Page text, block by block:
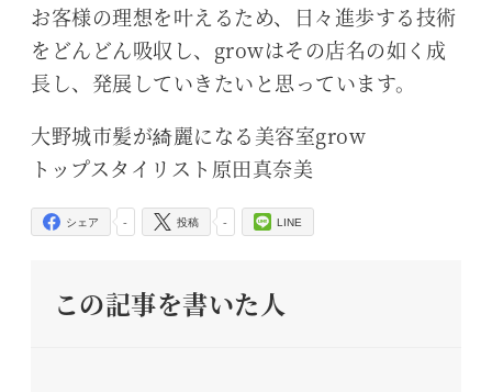
お客様の理想を叶えるため、日々進歩する技術
をどんどん吸収し、growはその店名の如く成
長し、発展していきたいと思っています。
大野城市髪が綺麗になる美容室grow
トップスタイリスト原田真奈美
-
シェア -
投稿 LINE
この記事を書いた人